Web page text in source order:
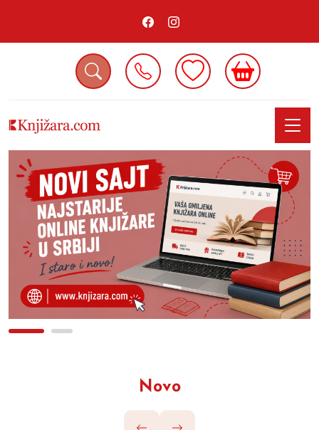
Novo